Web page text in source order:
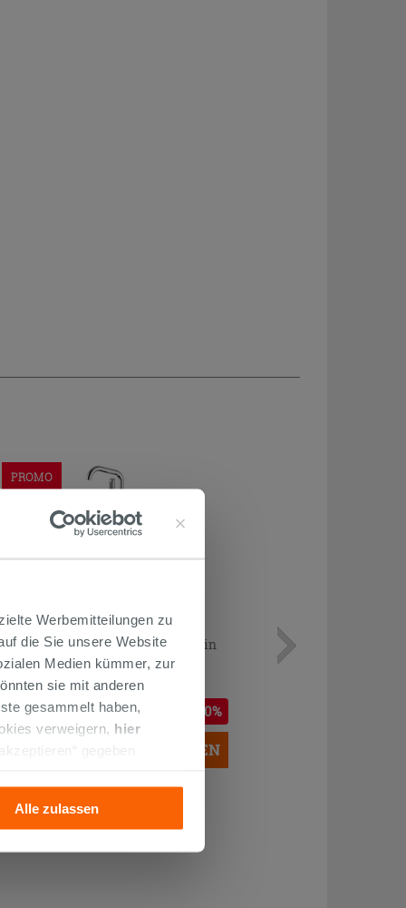
Werbemitteilungen zu
die Sie unsere Website
Medien kümmer, zur
sie mit anderen
gesammelt haben,
verweigern, hier
gegeben
Alle zulassen
PROMO
Einhebelarmatur für Badewanne in
der Raummitte Detroit Chrom
576,11 € /STK.669,90 € -14,00%
IN DEN WARENKORB LEGEN